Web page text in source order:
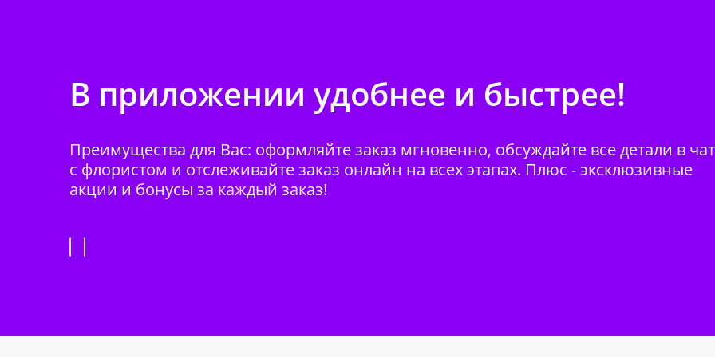
В приложении удобнее и быстрее!
Преимущества для Вас: оформляйте заказ мгновенно, обсуждайте все детали в
с флористом и отслеживайте заказ онлайн на всех этапах. Плюс - эксклюзивные
акции и бонусы за каждый заказ!